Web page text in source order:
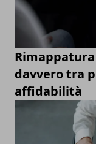
davvero tra
affidabilità